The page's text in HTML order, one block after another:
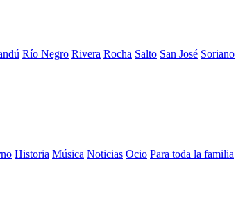
Río Negro Rivera Rocha Salto San José Soriano
Historia Música Noticias Ocio Para toda la familia